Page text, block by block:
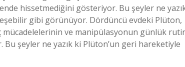
hissetmediğini gösteriyor. Bu şeyler ne
gibi görünüyor. Dördüncü evdeki Plüton,
mücadelelerinin ve manipülasyonun günlük
şeyler ne yazık ki Plüton’un geri hareketiyle